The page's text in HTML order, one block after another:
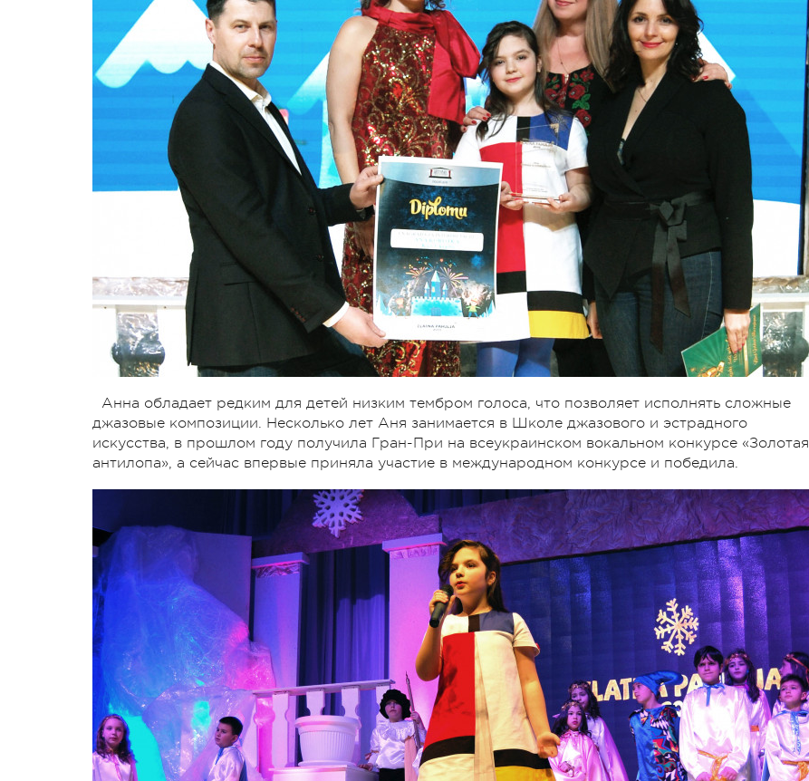
Анна обладает редким для детей низким тембром голоса, что позволяет исполнять сложные
джазовые композиции. Несколько лет Аня занимается в Школе джазового и эстрадного
искусства, в прошлом году получила Гран-При на всеукраинском вокальном конкурсе «Золотая
антилопа», а сейчас впервые приняла участие в международном конкурсе и победила.